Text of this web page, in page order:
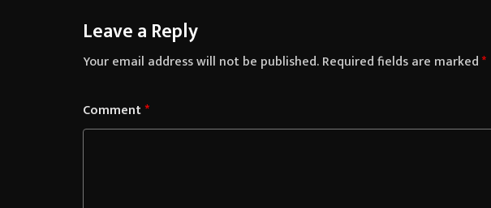
Leave a Reply
Your email address will not be published.Required fields are marked*
Comment*